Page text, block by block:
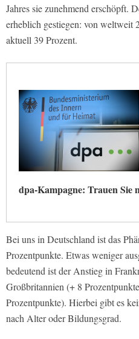
Jahres sie zunehmend erschöpft.
erheblich gestiegen: von weltweit
aktuell 39 Prozent.
dpa-Kampagne: Trauen Sie
Bei uns in Deutschland ist das
Prozentpunkte. Etwas weniger
bedeutend ist der Anstieg in
Großbritannien (+ 8
Prozentpunkte). Hierbei gibt es
nach Alter oder Bildungsgrad.